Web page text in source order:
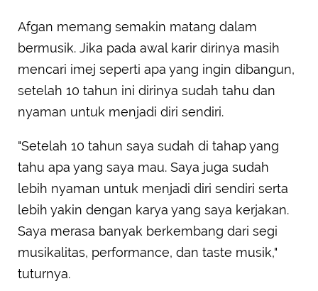
Afgan memang semakin matang dalam
bermusik. Jika pada awal karir dirinya masih
mencari imej seperti apa yang ingin dibangun,
setelah 10 tahun ini dirinya sudah tahu dan
nyaman untuk menjadi diri sendiri.
"Setelah 10 tahun saya sudah di tahap yang
tahu apa yang saya mau. Saya juga sudah
lebih nyaman untuk menjadi diri sendiri serta
lebih yakin dengan karya yang saya kerjakan.
Saya merasa banyak berkembang dari segi
musikalitas, performance, dan taste musik,"
tuturnya.